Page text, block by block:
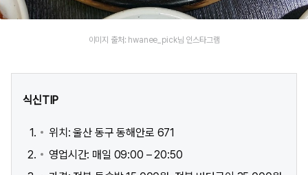
이미지 출처: hwanee_pick님 인스타그램
식신TIP
위치: 울산 동구 동해안로 671
영업시간: 매일 09:00 – 20:50